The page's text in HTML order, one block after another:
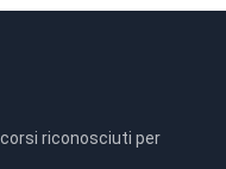
riconosciuti per